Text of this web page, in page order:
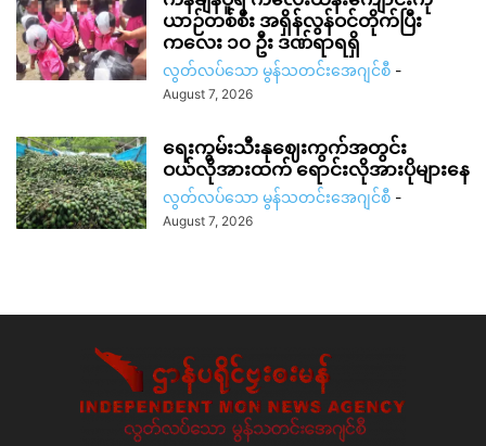
ယာဉ်တစ်စီး အရှိန်လွန်ဝင်တိုက်ပြီး
ကလေး ၁၀ ဦး ဒဏ်ရာရရှိ
လွတ်လပ်သော မွန်သတင်းအေဂျင်စီ -
August 7, 2026
ရေးကွမ်းသီးနုဈေးကွက်အတွင်း
ဝယ်လိုအားထက် ရောင်းလိုအားပိုများနေ
လွတ်လပ်သော မွန်သတင်းအေဂျင်စီ -
August 7, 2026